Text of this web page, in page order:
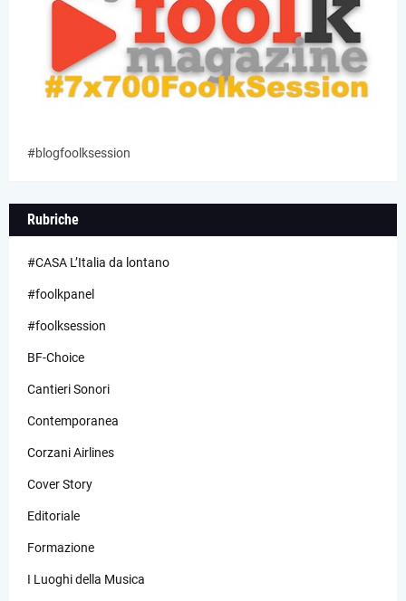
#blogfoolksession
Rubriche
#CASA L’Italia da lontano
#foolkpanel
#foolksession
BF-Choice
Cantieri Sonori
Contemporanea
Corzani Airlines
Cover Story
Editoriale
Formazione
I Luoghi della Musica